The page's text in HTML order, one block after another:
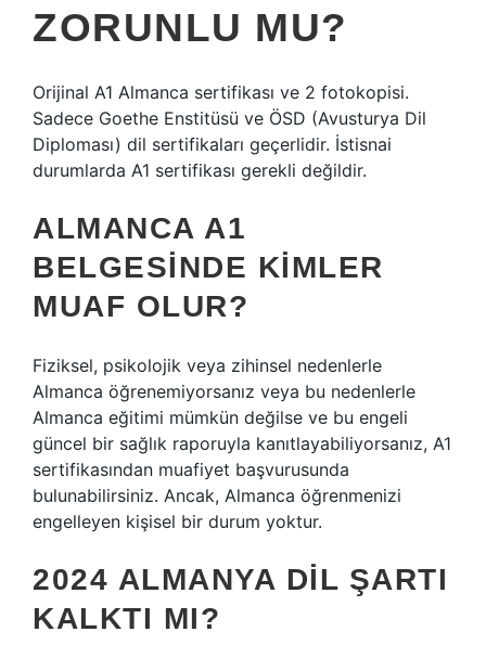
ZORUNLU MU?
Orijinal A1 Almanca sertifikası ve 2 fotokopisi.
Sadece Goethe Enstitüsü ve ÖSD (Avusturya Dil
Diploması) dil sertifikaları geçerlidir. İstisnai
durumlarda A1 sertifikası gerekli değildir.
ALMANCA A1
BELGESINDE KIMLER
MUAF OLUR?
Fiziksel, psikolojik veya zihinsel nedenlerle
Almanca öğrenemiyorsanız veya bu nedenlerle
Almanca eğitimi mümkün değilse ve bu engeli
güncel bir sağlık raporuyla kanıtlayabiliyorsanız, A1
sertifikasından muafiyet başvurusunda
bulunabilirsiniz. Ancak, Almanca öğrenmenizi
engelleyen kişisel bir durum yoktur.
2024 ALMANYA DIL ŞARTI
KALKTI MI?